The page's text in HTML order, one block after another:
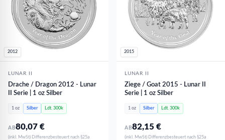
2012
LUNAR II
Drache / Dragon 2012 - Lunar
II Serie | 1 oz Silber
1 oz Silber Ldt. 300k
AB80,07€
(inkl. MwSt) Differenzbesteuert nach §25a
2015
LUNAR II
Ziege / Goat 2015 - Lunar II
Serie | 1 oz Silber
1 oz Silber Ldt. 300k
AB82,15€
(inkl. MwSt) Differenzbesteuert nach §25a